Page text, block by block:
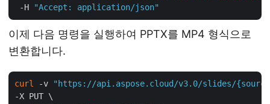
-H
"Accept: application/json"
이제 다음 명령을 실행하여 PPTX를 MP4 형식으로
변환합니다.
curl -v
"https://api.aspose.cloud/v3.0/slides/
-X PUT \